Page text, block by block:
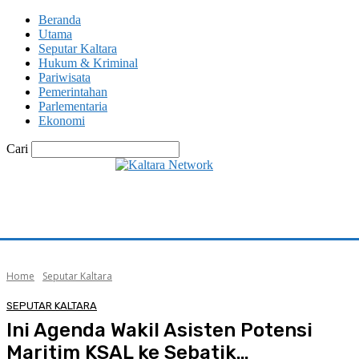
Beranda
Utama
Seputar Kaltara
Hukum & Kriminal
Pariwisata
Pemerintahan
Parlementaria
Ekonomi
Cari
Home Seputar Kaltara
SEPUTAR KALTARA
Ini Agenda Wakil Asisten Potensi
Maritim KSAL ke Sebatik…